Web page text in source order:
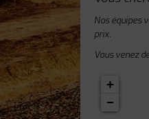
Nos équipes
prix.
Vous venez
+
−